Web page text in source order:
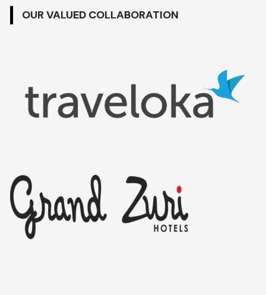
OUR VALUED COLLABORATION